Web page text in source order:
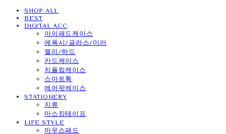
SHOP ALL
BEST
DIGITAL ACC
아이패드케이스
에폭시/글라스/미러
젤리/하드
카드케이스
지플립케이스
스마트톡
에어팟케이스
STATIONERY
지류
마스킹테이프
LIFE STYLE
마우스패드